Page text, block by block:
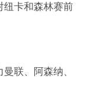
纽卡和森林赛前
联、阿森纳、